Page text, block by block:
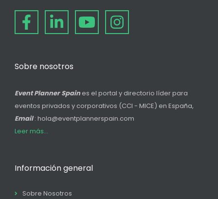
Sobre nosotros
Event Planner Spain es el portal y directorio líder para
eventos privados y corporativos (CCI - MICE) en España,
Email: hola@eventplannerspain.com
Leer más...
Información general
Sobre Nosotros